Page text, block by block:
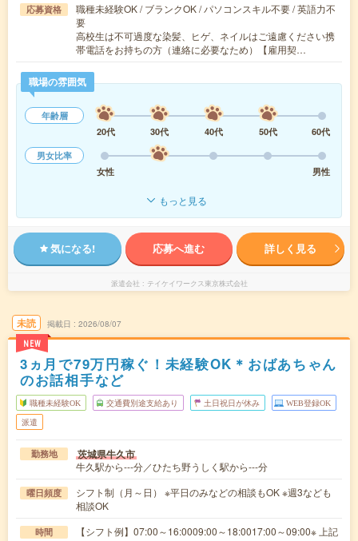
応募資格
職種未経験OK / ブランクOK / パソコンスキル不要 / 英語力不
要
高校生は不可過度な染髪、ヒゲ、ネイルはご遠慮ください携
帯電話をお持ちの方（連絡に必要なため）【雇用契…
職場の雰囲気
年齢層
20代
30代 40代 50代
60代
男女比率
女性
男性
もっと見る
気になる! 応募へ進む 詳しく見る
派遣会社 テイケイワークス東京株式会社
未読
NEW
掲載日 2026/08/07
3ヵ月で79万円稼ぐ！未経験OK＊おばあちゃん
のお話相手など
職種未経験OK 交通費別途支給あり 土日祝日が休み WEB登録OK
派遣
勤務地 茨城県牛久市
牛久駅から---分／ひたち野うしく駅から---分
曜日頻度
シフト制（月～日） ※平日のみなどの相談もOK ※週3なども
相談OK
時間
【シフト例】07:00～16:0009:00～18:0017:00～09:00※ 上記